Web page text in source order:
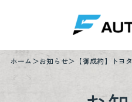
ホーム お知らせ 【御成約】ト